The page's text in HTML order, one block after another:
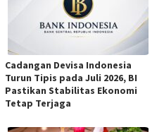
Cadangan Devisa Indonesia
Turun Tipis pada Juli 2026, BI
Pastikan Stabilitas Ekonomi
Tetap Terjaga